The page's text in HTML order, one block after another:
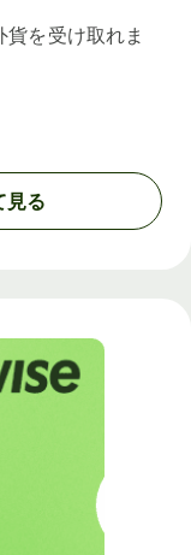
を受け取れま
見る